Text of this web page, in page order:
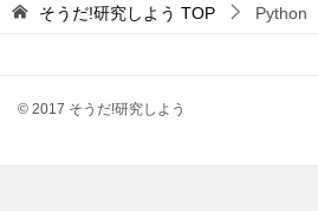
そうだ!研究しよう TOP Python
© 2017 そうだ!研究しよう